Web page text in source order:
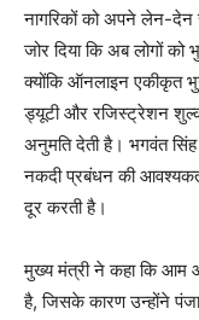
नागरिकों को अपने लेन-देन
जोर दिया कि अब लोगों
क्योंकि ऑनलाइन एकीकृत
ड्यूटी और रजिस्ट्रेशन
अनुमति देती है। भगवंत सिंह
नकदी प्रबंधन की
दूर करती है।
मुख्य मंत्री ने कहा कि आम
है, जिसके कारण उन्होंने